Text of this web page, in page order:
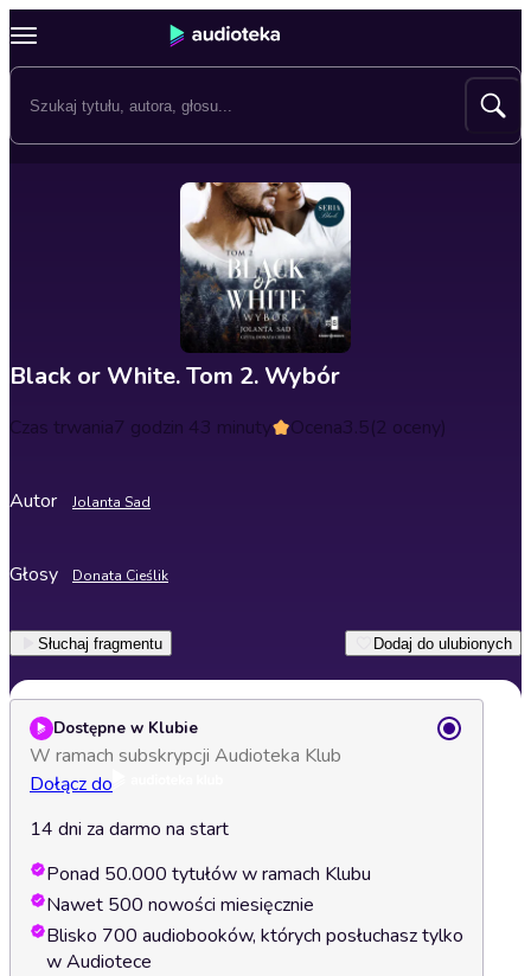
Black or White. Tom 2. Wybór
Czas trwania7 godzin 43 minuty Ocena3.5(2 oceny)
Autor Jolanta Sad
Głosy Donata Cieślik
Słuchaj fragmentu Dodaj do ulubionych
Dostępne w Klubie
W ramach subskrypcji Audioteka Klub
Dołącz do
14 dni za darmo na start
Ponad 50.000 tytułów w ramach Klubu
Nawet 500 nowości miesięcznie
Blisko 700 audiobooków, których posłuchasz tylko
w Audiotece